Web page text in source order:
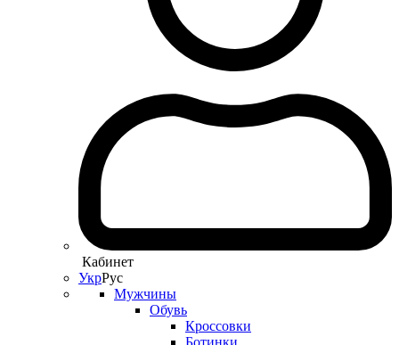
Кабинет
УкрРус
Мужчины
Обувь
Кроссовки
Ботинки